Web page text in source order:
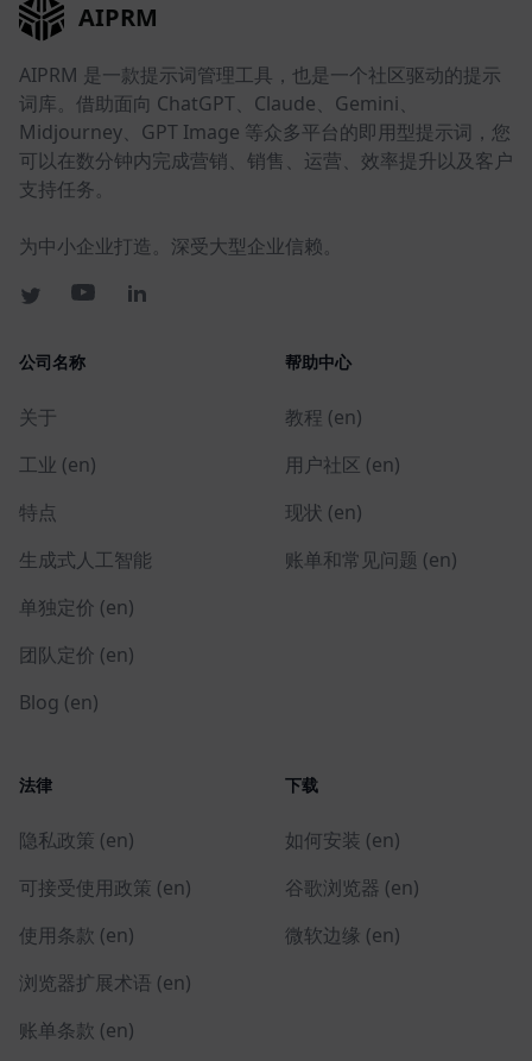
AIPRM
AIPRM 是一款提示词管理工具，也是一个社区驱动的提示
词库。借助面向 ChatGPT、Claude、Gemini、
Midjourney、GPT Image 等众多平台的即用型提示词，您
可以在数分钟内完成营销、销售、运营、效率提升以及客户
支持任务。
为中小企业打造。深受大型企业信赖。
公司名称
关于
工业 (en)
特点
生成式人工智能
单独定价 (en)
团队定价 (en)
Blog (en)
帮助中心
教程 (en)
用户社区 (en)
现状 (en)
账单和常见问题 (en)
法律
隐私政策 (en)
可接受使用政策 (en)
使用条款 (en)
浏览器扩展术语 (en)
账单条款 (en)
下载
如何安装 (en)
谷歌浏览器 (en)
微软边缘 (en)